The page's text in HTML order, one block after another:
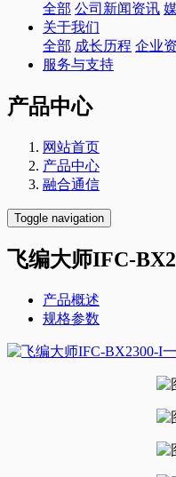
全部 公司新闻资讯
关于我们
全部 成长历程 企业
服务与支持
产品中心
网站首页
产品中心
融合通信
Toggle navigation
飞编大师IFC-
产品概述
规格参数